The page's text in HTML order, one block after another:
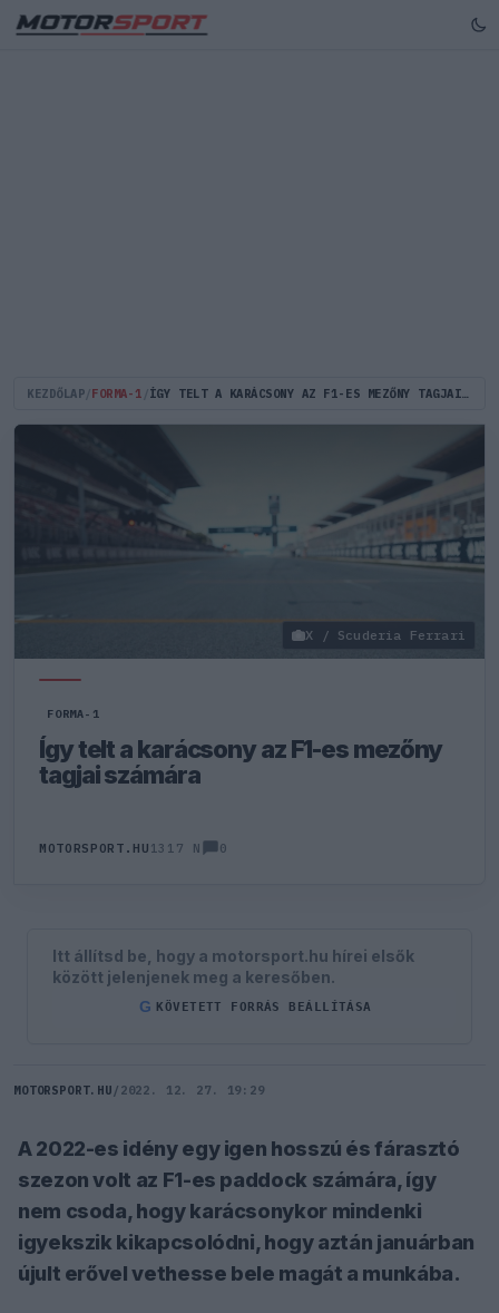
KEZDŐLAP FORMA-1 ÍGY TELT A KARÁCSONY AZ F1-ES MEZŐNY TAGJAI SZÁMÁRA
X / Scuderia Ferrari
FORMA-1
Így telt a karácsony az F1-es mezőny
tagjai számára
MOTORSPORT.HU 1317 N 0
Itt állítsd be, hogy a motorsport.hu hírei elsők
között jelenjenek meg a keresőben.
G KÖVETETT FORRÁS BEÁLLÍTÁSA
MOTORSPORT.HU / 2022. 12. 27. 19:29
A 2022-es idény egy igen hosszú és fárasztó
szezon volt az F1-es paddock számára, így
nem csoda, hogy karácsonykor mindenki
igyekszik kikapcsolódni, hogy aztán januárban
újult erővel vethesse bele magát a munkába.